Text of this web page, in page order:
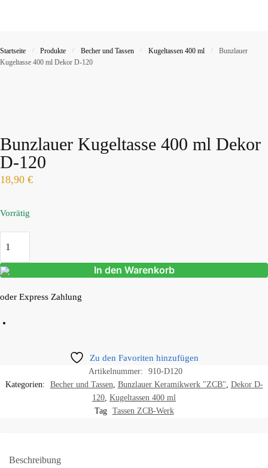
Startseite / Produkte / Becher und Tassen / Kugeltassen 400 ml /
Bunzlauer
Kugeltasse 400 ml Dekor D-120
Bunzlauer Kugeltasse 400 ml Dekor
D-120
18,90 €
Vorrätig
In den Warenkorb
oder Express Zahlung
Zu den Favoriten hinzufügen
Artikelnummer:
910-D120
Kategorien:
Becher und Tassen, Bunzlauer Keramikwerk "ZCB", Dekor D-
120, Kugeltassen 400 ml
Tag
Tassen ZCB-Werk
Beschreibung